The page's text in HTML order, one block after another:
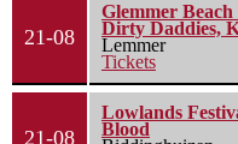
21-08
Glemmer
Dirty Daddies,
Lemmer
Tickets
21-08
Lowlands
Blood